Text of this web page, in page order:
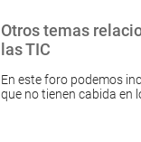
Otros temas
las TIC
En este foro podemos
que no tienen cabida en